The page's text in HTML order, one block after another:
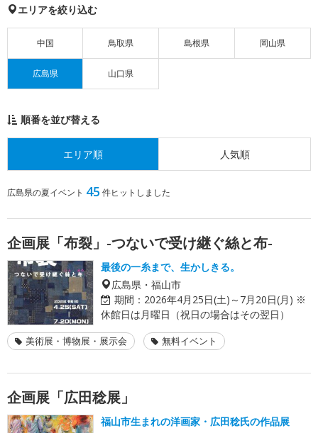
エリアを絞り込む
中国 鳥取県 島根県 岡山県
広島県 山口県
順番を並び替える
エリア順 人気順
広島県の夏イベント 45 件ヒットしました
企画展「布裂」-つないで受け継ぐ絲と布-
最後の一糸まで、生かしきる。
広島県・福山市
期間： 2026年4月25日(土)～7月20日(月) ※
休館日は月曜日（祝日の場合はその翌日）
美術展・博物展・展示会 無料イベント
企画展「広田稔展」
福山市生まれの洋画家・広田稔氏の作品展